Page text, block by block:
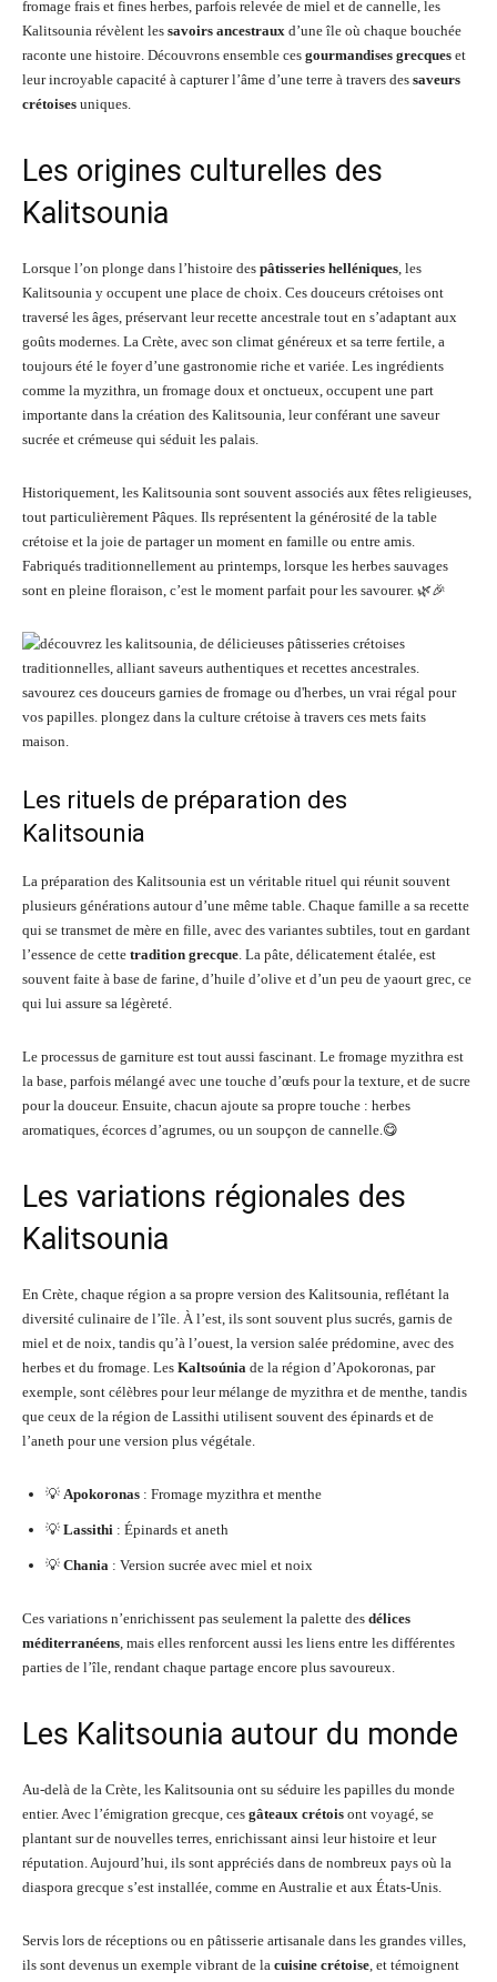
fromage frais et fines herbes, parfois relevée de miel et de cannelle, les
Kalitsounia révèlent les savoirs ancestraux d’une île où chaque bouchée
raconte une histoire. Découvrons ensemble ces gourmandises grecques et
leur incroyable capacité à capturer l’âme d’une terre à travers des saveurs
crétoises uniques.
Les origines culturelles des
Kalitsounia
Lorsque l’on plonge dans l’histoire des pâtisseries helléniques, les
Kalitsounia y occupent une place de choix. Ces douceurs crétoises ont
traversé les âges, préservant leur recette ancestrale tout en s’adaptant aux
goûts modernes. La Crète, avec son climat généreux et sa terre fertile, a
toujours été le foyer d’une gastronomie riche et variée. Les ingrédients
comme la myzithra, un fromage doux et onctueux, occupent une part
importante dans la création des Kalitsounia, leur conférant une saveur
sucrée et crémeuse qui séduit les palais.
Historiquement, les Kalitsounia sont souvent associés aux fêtes religieuses,
tout particulièrement Pâques. Ils représentent la générosité de la table
crétoise et la joie de partager un moment en famille ou entre amis.
Fabriqués traditionnellement au printemps, lorsque les herbes sauvages
sont en pleine floraison, c’est le moment parfait pour les savourer. 🌿🎉
Les rituels de préparation des
Kalitsounia
La préparation des Kalitsounia est un véritable rituel qui réunit souvent
plusieurs générations autour d’une même table. Chaque famille a sa recette
qui se transmet de mère en fille, avec des variantes subtiles, tout en gardant
l’essence de cette tradition grecque. La pâte, délicatement étalée, est
souvent faite à base de farine, d’huile d’olive et d’un peu de yaourt grec, ce
qui lui assure sa légèreté.
Le processus de garniture est tout aussi fascinant. Le fromage myzithra est
la base, parfois mélangé avec une touche d’œufs pour la texture, et de sucre
pour la douceur. Ensuite, chacun ajoute sa propre touche : herbes
aromatiques, écorces d’agrumes, ou un soupçon de cannelle.😋
Les variations régionales des
Kalitsounia
En Crète, chaque région a sa propre version des Kalitsounia, reflétant la
diversité culinaire de l’île. À l’est, ils sont souvent plus sucrés, garnis de
miel et de noix, tandis qu’à l’ouest, la version salée prédomine, avec des
herbes et du fromage. Les Kaltsoúnia de la région d’Apokoronas, par
exemple, sont célèbres pour leur mélange de myzithra et de menthe, tandis
que ceux de la région de Lassithi utilisent souvent des épinards et de
l’aneth pour une version plus végétale.
💡 Apokoronas : Fromage myzithra et menthe
💡 Lassithi : Épinards et aneth
💡 Chania : Version sucrée avec miel et noix
Ces variations n’enrichissent pas seulement la palette des délices
méditerranéens, mais elles renforcent aussi les liens entre les différentes
parties de l’île, rendant chaque partage encore plus savoureux.
Les Kalitsounia autour du monde
Au-delà de la Crète, les Kalitsounia ont su séduire les papilles du monde
entier. Avec l’émigration grecque, ces gâteaux crétois ont voyagé, se
plantant sur de nouvelles terres, enrichissant ainsi leur histoire et leur
réputation. Aujourd’hui, ils sont appréciés dans de nombreux pays où la
diaspora grecque s’est installée, comme en Australie et aux États-Unis.
Servis lors de réceptions ou en pâtisserie artisanale dans les grandes villes,
ils sont devenus un exemple vibrant de la cuisine crétoise, et témoignent